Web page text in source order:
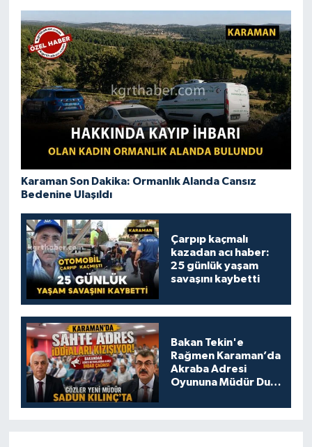
Karaman Son Dakika: Ormanlık Alanda Cansız
Bedenine Ulaşıldı
Çarpıp kaçmalı
kazadan acı haber:
25 günlük yaşam
savaşını kaybetti
Bakan Tekin'e
Rağmen Karaman’da
Akraba Adresi
Oyununa Müdür Dur